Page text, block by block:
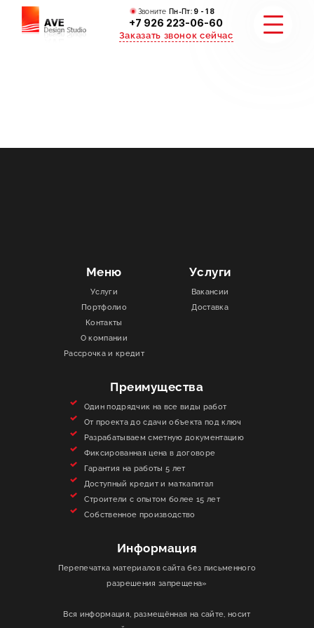
Звоните Пн-Пт: 9 - 18
+7 926 223-06-60
Заказать звонок сейчас
СТОИМОСТЬ
О КОМПАНИИ
КОНТАКТЫ
Меню
Услуги
Портфолио
Контакты
О компании
Рассрочка и кредит
Услуги
Вакансии
Доставка
Преимущества
Один подрядчик на все виды работ
От проекта до сдачи объекта под ключ
Разрабатываем сметную документацию
Фиксированная цена в договоре
Гарантия на работы 5 лет
Доступный кредит и маткапитал
Строители с опытом более 15 лет
Собственное производство
Информация
Перепечатка материалов сайта без письменного
разрешения запрещена»
Вся информация, размещённая на сайте, носит